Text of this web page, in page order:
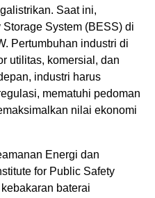
Saat ini,
System (BESS) di
Pertumbuhan industri di
utilitas, komersial, dan
industri harus
mematuhi pedoman
nilai ekonomi
Energi dan
for Public Safety
baterai